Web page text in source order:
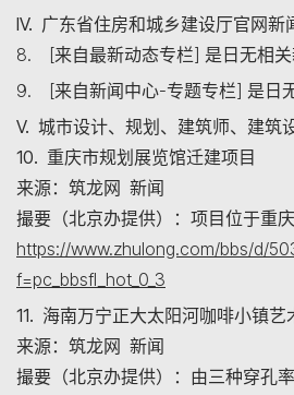
IV. 广东省住房和城乡建设厅官网新
8. [来自最新动态专栏] 是日无相关
9. [来自新闻中心-专题专栏] 是日
V. 城市设计、规划、建筑师、建筑
10. 重庆市规划展览馆迁建项目
来源：筑龙网 新闻
撮要（北京办提供）：项目位于重
https://www.zhulong.com/bbs/d/
f=pc_bbsfl_hot_0_3
11. 海南万宁正大太阳河咖啡小镇艺
来源：筑龙网 新闻
撮要（北京办提供）：由三种穿孔